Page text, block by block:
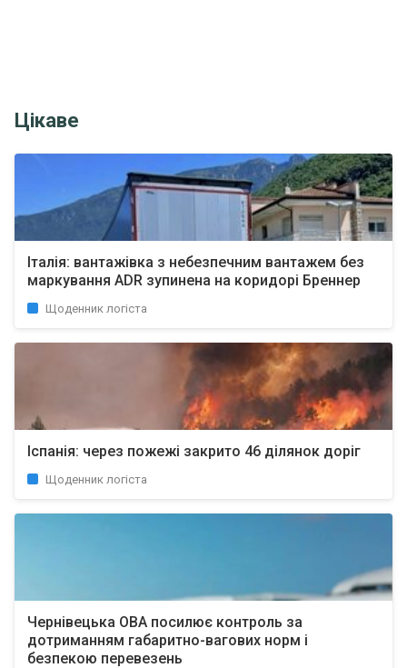
Цікаве
Італія: вантажівка з небезпечним вантажем без
маркування ADR зупинена на коридорі Бреннер
Щоденник логіста
Іспанія: через пожежі закрито 46 ділянок доріг
Щоденник логіста
Чернівецька ОВА посилює контроль за
дотриманням габаритно-вагових норм і
безпекою перевезень